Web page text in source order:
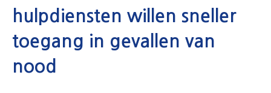
hulpdiensten willen sneller
toegang in gevallen van
nood